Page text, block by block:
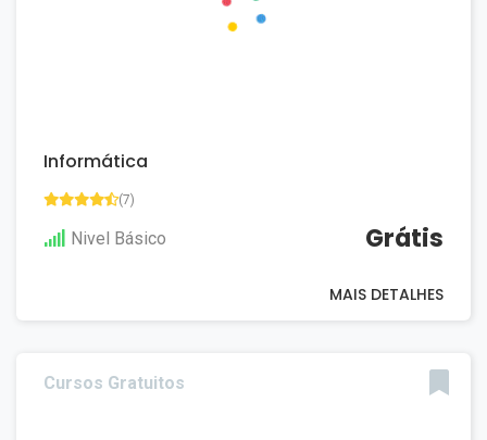
Informática
(7)
Nivel Básico Grátis
MAIS DETALHES
Cursos Gratuitos